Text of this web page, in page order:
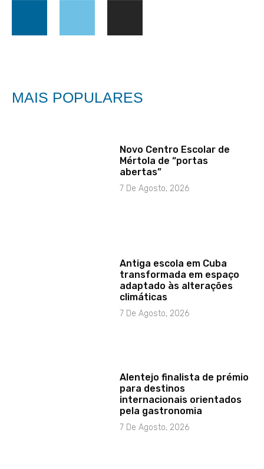
MAIS POPULARES
Novo Centro Escolar de
Mértola de “portas
abertas”
7 De Agosto, 2026
Antiga escola em Cuba
transformada em espaço
adaptado às alterações
climáticas
7 De Agosto, 2026
Alentejo finalista de prémio
para destinos
internacionais orientados
pela gastronomia
7 De Agosto, 2026